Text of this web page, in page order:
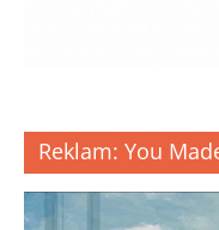
Reklam: You